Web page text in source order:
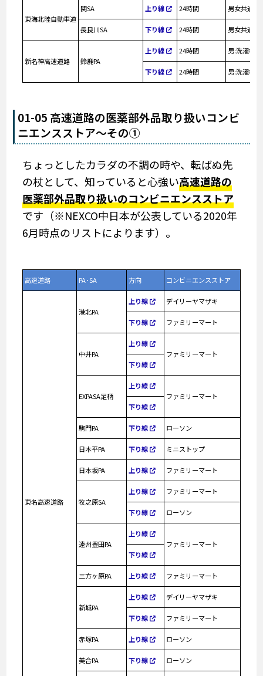
東海北陸自動車道
関SA 上り線 24時間 男女共通：
長良川SA 下り線 24時間 男女共通：
新名神高速道路 鈴鹿PA
上り線 24時間 男:洗濯機2
下り線 24時間 男:洗濯機2
01-05 高速道路の医薬部外品取り扱いコンビ
ニエンスストア～その①
ちょっとしたカラダの不調の時や、転ばぬ先
の杖として、知っていると心強い高速道路の
医薬部外品取り扱いのコンビニエンスストア
です （※NEXCO中日本が公表している2020年
6月時点のリストによります） 。
高速道路 PA･SA 方向 コンビニエンスストア
東名高速道路
港北PA
上り線 デイリーヤマザキ
下り線 ファミリーマート
中井PA
上り線
ファミリーマート
下り線
EXPASA足柄
上り線
ファミリーマート
下り線
駒門PA 下り線 ローソン
日本平PA 下り線 ミニストップ
日本坂PA 上り線 ファミリーマート
牧之原SA
上り線 ファミリーマート
下り線 ローソン
遠州豊田PA
上り線
ファミリーマート
下り線
三方ヶ原PA 上り線 ファミリーマート
新城PA
上り線 デイリーヤマザキ
下り線 ファミリーマート
赤塚PA 上り線 ローソン
美合PA 下り線 ローソン